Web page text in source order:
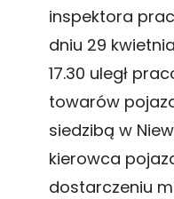
inspektora
dniu 29
17.30 uległ
towarów
siedzibą w
kierowca
dostarczeniu